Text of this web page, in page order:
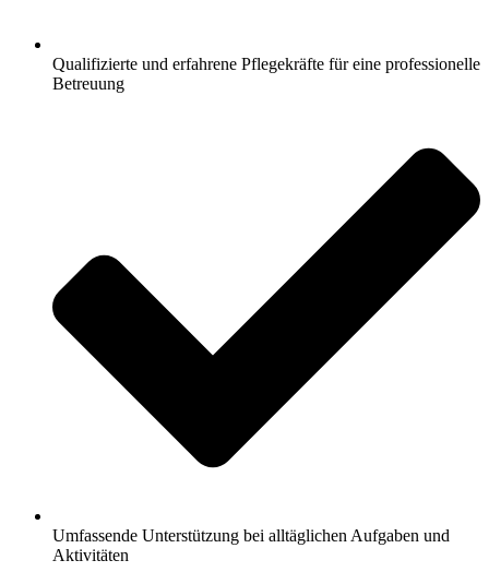
Qualifizierte und erfahrene Pflegekräfte für eine professionelle
Betreuung
Umfassende Unterstützung bei alltäglichen Aufgaben und
Aktivitäten